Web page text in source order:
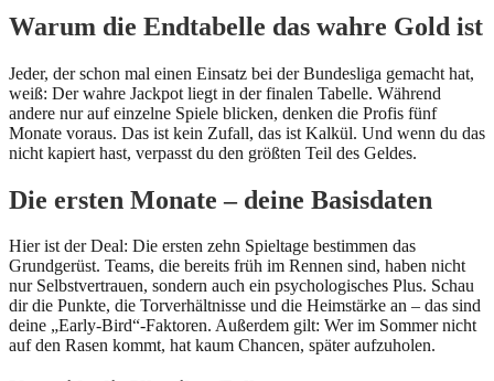
Warum die Endtabelle das wahre Gold ist
Jeder, der schon mal einen Einsatz bei der Bundesliga gemacht hat,
weiß: Der wahre Jackpot liegt in der finalen Tabelle. Während
andere nur auf einzelne Spiele blicken, denken die Profis fünf
Monate voraus. Das ist kein Zufall, das ist Kalkül. Und wenn du das
nicht kapiert hast, verpasst du den größten Teil des Geldes.
Die ersten Monate – deine Basisdaten
Hier ist der Deal: Die ersten zehn Spieltage bestimmen das
Grundgerüst. Teams, die bereits früh im Rennen sind, haben nicht
nur Selbstvertrauen, sondern auch ein psychologisches Plus. Schau
dir die Punkte, die Torverhältnisse und die Heimstärke an – das sind
deine „Early‑Bird“-Faktoren. Außerdem gilt: Wer im Sommer nicht
auf den Rasen kommt, hat kaum Chancen, später aufzuholen.